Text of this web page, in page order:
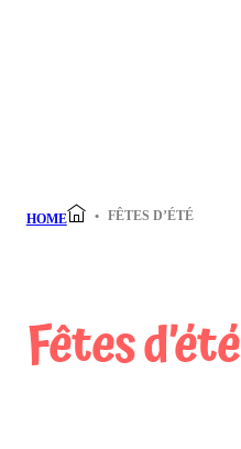
HOME FÊTES D’ÉTÉ
Fêtes d’été